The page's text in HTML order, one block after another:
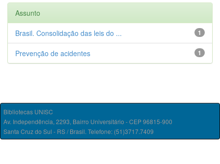
Assunto
1
Brasil. Consolidação das leis do ...
1
Prevenção de acidentes
Bibliotecas UNISC
Av. Independência, 2293, Bairro Universitário - CEP 96815-900
Santa Cruz do Sul - RS / Brasil. Telefone: (51)3717.7409